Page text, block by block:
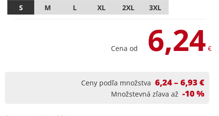
S M L XL 2XL 3XL
Cena od 6,24 €
Ceny podľa množstva 6,24 – 6,93 €
Množstevná zľava až -10 %